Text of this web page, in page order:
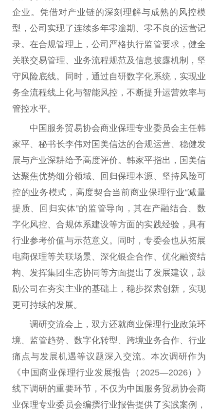
企业。凭借对产业链的深刻理解与成熟的风控模
型，公司实现了连续多年零逾期、零不良的运营记
录。在合规管理上，公司严格执行监管要求，健全
关联交易管理、业务流程规范及信息披露机制，坚
守风险底线。同时，通过自研数字化系统，实现业
务全流程线上化与智能风控，不断提升运营效率与
管控水平。
中国 服务贸易协会商业保理专业委员会主任韩
家平、秘书长李伟对国美信达的合规运营、稳健发
展与产业深耕给予高度评价。韩家平指出，国美信
达聚焦优势细分领域、回归保理本源、坚持风险可
控的业务模式，高度契合当前商业保理行业“减量
提质、回归实体”的监管导向，其在产融结合、数
字化风控、合规体系建设等方面的实践经验，具有
行业参考价值与示范意义。同时，专委会也从拓展
电商保理等关联场景、深化银企合作、优化融资结
构、发挥集团生态协同等方面提出了发展建议，鼓
励公司在夯实主业的基础上，稳步探索创新，实现
更可持续的发展。
调研交流会上，双方还就商业保理行业政策环
境、监管趋势、数字化转型、跨境业务合作、行业
痛点与发展机遇等议题深入交流。本次调研作为
《中国商业保理行业发展报告（2025—2026）》
线下调研的重要环节，不仅为中国 服务贸易协会商
业保理专业委员会编撰行业报告提供了实践案例，